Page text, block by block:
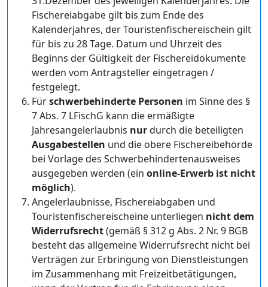
Fischereiabgabe gilt bis zum Ende des
Kalenderjahres, der Touristenfischereischein gilt
für bis zu 28 Tage. Datum und Uhrzeit des
Beginns der Gültigkeit der Fischereidokumente
werden vom Antragsteller eingetragen /
festgelegt.
Fürschwerbehinderte Personen im Sinne des §
7 Abs. 7 LFischG kann die ermäßigte
Jahresangelerlaubnis nurdurch die beteiligten
Ausgabestellen und die obere Fischereibehörde
bei Vorlage des Schwerbehindertenausweises
ausgegeben werden (ein online-Erwerb ist nicht
möglich).
Angelerlaubnisse, Fischereiabgaben und
Touristenfischereischeine unterliegen nicht dem
Widerrufsrecht(gemäß § 312 g Abs. 2 Nr. 9 BGB
besteht das allgemeine Widerrufsrecht nicht bei
Verträgen zur Erbringung von Dienstleistungen
im Zusammenhang mit Freizeitbetätigungen,